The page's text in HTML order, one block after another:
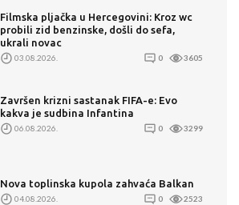
Filmska pljačka u Hercegovini: Kroz wc
probili zid benzinske, došli do sefa,
ukrali novac
03.08.2026. 0 3605
Završen krizni sastanak FIFA-e: Evo
kakva je sudbina Infantina
06.08.2026. 0 3299
Nova toplinska kupola zahvaća Balkan
04.08.2026. 0 2523